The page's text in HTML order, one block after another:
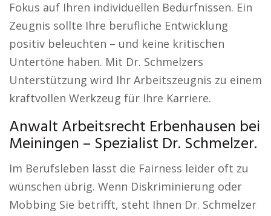
Fokus auf Ihren individuellen Bedürfnissen. Ein
Zeugnis sollte Ihre berufliche Entwicklung
positiv beleuchten – und keine kritischen
Untertöne haben. Mit Dr. Schmelzers
Unterstützung wird Ihr Arbeitszeugnis zu einem
kraftvollen Werkzeug für Ihre Karriere.
Anwalt Arbeitsrecht Erbenhausen bei
Meiningen – Spezialist Dr. Schmelzer.
Im Berufsleben lässt die Fairness leider oft zu
wünschen übrig. Wenn Diskriminierung oder
Mobbing Sie betrifft, steht Ihnen Dr. Schmelzer